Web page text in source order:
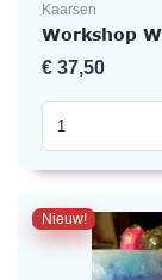
Kaarsen
Workshop
€ 37,50
Nieuw!